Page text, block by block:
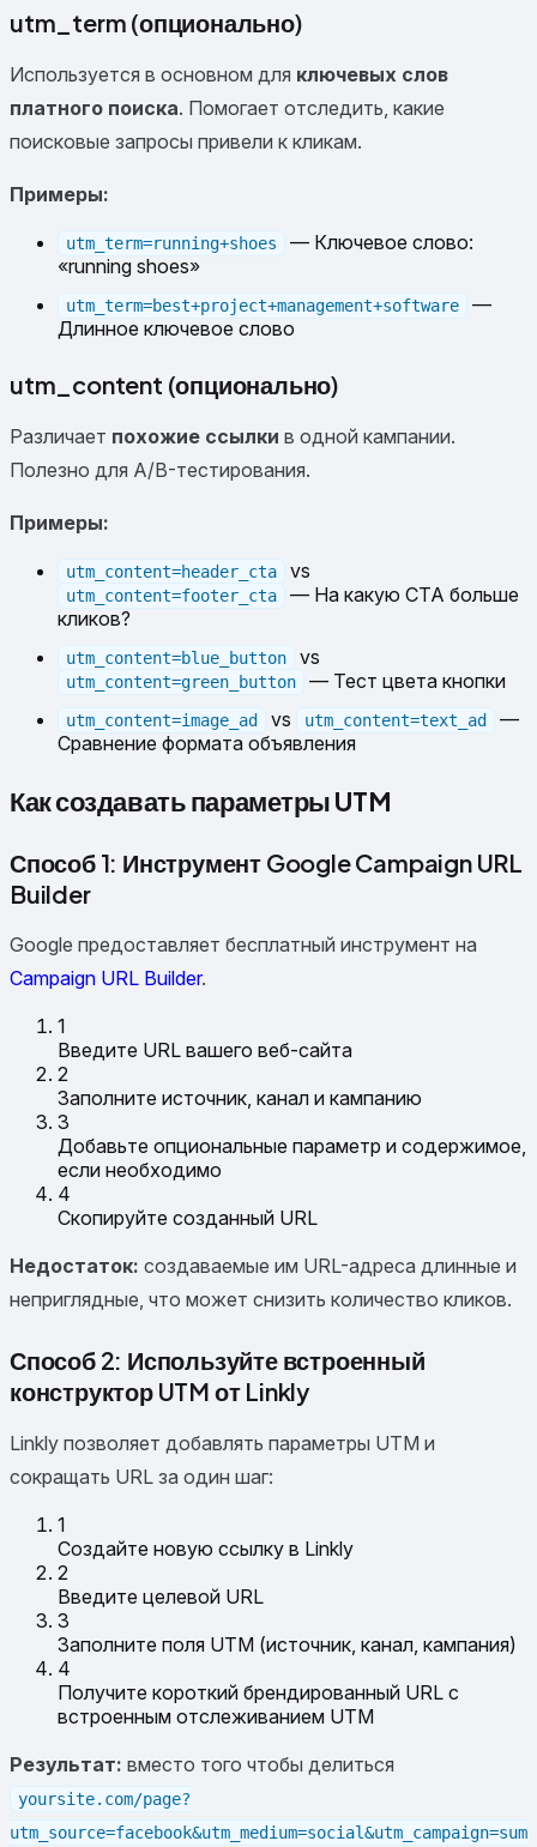
utm_term (опционально)
Используется в основном для ключевых слов
платного поиска. Помогает отследить, какие
поисковые запросы привели к кликам.
Примеры:
utm_term=running+shoes
— Ключевое слово:
«running shoes»
utm_term=best+project+management+software
—
Длинное ключевое слово
utm_content (опционально)
Различает похожие ссылки в одной кампании.
Полезно для A/B-тестирования.
Примеры:
utm_content=header_cta vs
utm_content=footer_cta
— На какую CTA больше
кликов?
utm_content=blue_button vs
utm_content=green_button — Тест цвета кнопки
utm_content=image_ad vs utm_content=text_ad
—
Сравнение формата объявления
Как создавать параметры UTM
Способ 1: Инструмент Google Campaign URL
Builder
Google предоставляет бесплатный инструмент на
Campaign URL Builder.
1
Введите URL вашего веб-сайта
2
Заполните источник, канал и кампанию
3
Добавьте опциональные параметр и содержимое,
если необходимо
4
Скопируйте созданный URL
Недостаток: создаваемые им URL-адреса длинные и
неприглядные, что может снизить количество кликов.
Способ 2: Используйте встроенный
конструктор UTM от Linkly
Linkly позволяет добавлять параметры UTM и
сокращать URL за один шаг:
1
Создайте новую ссылку в Linkly
2
Введите целевой URL
3
Заполните поля UTM (источник, канал, кампания)
4
Получите короткий брендированный URL с
встроенным отслеживанием UTM
Результат: вместо того чтобы делиться
yoursite.com/page?
utm_source=facebook&utm_medium=social&utm_campaign=sum